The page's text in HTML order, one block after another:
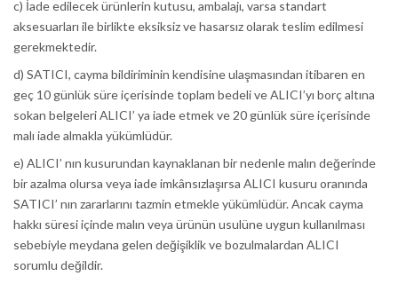
c) İade edilecek ürünlerin kutusu, ambalajı, varsa standart
aksesuarları ile birlikte eksiksiz ve hasarsız olarak teslim edilmesi
gerekmektedir.
d) SATICI, cayma bildiriminin kendisine ulaşmasından itibaren en
geç 10 günlük süre içerisinde toplam bedeli ve ALICI’yı borç altına
sokan belgeleri ALICI’ ya iade etmek ve 20 günlük süre içerisinde
malı iade almakla yükümlüdür.
e) ALICI’ nın kusurundan kaynaklanan bir nedenle malın değerinde
bir azalma olursa veya iade imkânsızlaşırsa ALICI kusuru oranında
SATICI’ nın zararlarını tazmin etmekle yükümlüdür. Ancak cayma
hakkı süresi içinde malın veya ürünün usulüne uygun kullanılması
sebebiyle meydana gelen değişiklik ve bozulmalardan ALICI
sorumlu değildir.